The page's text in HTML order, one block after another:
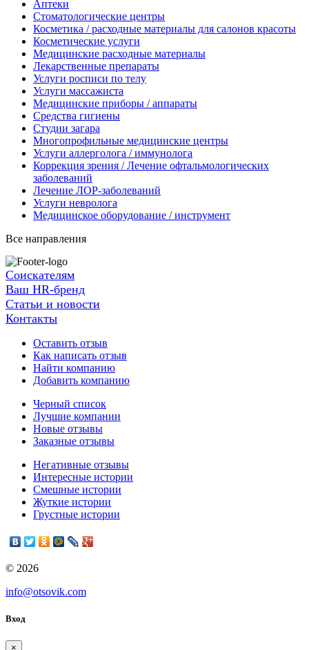
Аптеки
Стоматологические центры
Косметика / расходные материалы для салонов красоты
Косметические услуги
Медицинские расходные материалы
Лекарственные препараты
Услуги росписи по телу
Услуги массажиста
Медицинские приборы / аппараты
Средства гигиены
Студии загара
Многопрофильные медицинские центры
Услуги аллерголога / иммунолога
Коррекция зрения / Лечение офтальмологических
заболеваний
Лечение ЛОР-заболеваний
Услуги невролога
Медицинское оборудование / инструмент
Все направления
Соискателям
Ваш HR-бренд
Статьи и новости
Контакты
Оставить отзыв
Как написать отзыв
Найти компанию
Добавить компанию
Черный список
Лучшие компании
Новые отзывы
Заказные отзывы
Негативные отзывы
Интересные истории
Смешные истории
Жуткие истории
Грустные истории
© 2026
info@otsovik.com
Вход
×